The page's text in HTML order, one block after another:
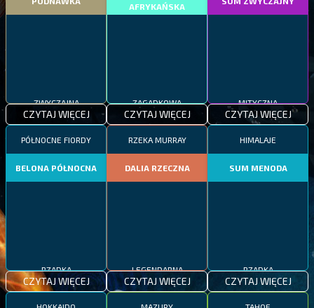
CZYTAJ WIĘCEJ
AFRYKAŃSKA
CZYTAJ WIĘCEJ CZYTAJ WIĘCEJ
PÓŁNOCNE FIORDY
BELONA PÓŁNOCNA
CZYTAJ WIĘCEJ
RZEKA MURRAY
DALIA RZECZNA
LEGENDARNA
CZYTAJ WIĘCEJ
HIMALAJE
SUM MENODA
RZADKA
CZYTAJ WIĘCEJ